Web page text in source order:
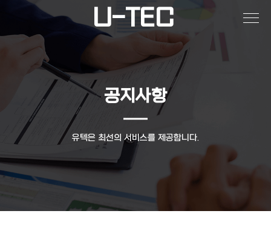
U-TEC
공지사항
유텍은 최선의 서비스를 제공합니다.